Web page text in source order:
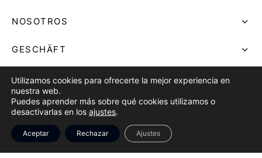
NOSOTROS
GESCHÄFT
SHOP
TIENDA
AVISO LEGAL
Utilizamos cookies para ofrecerte la mejor experiencia en
nuestra web.
Puedes aprender más sobre qué cookies utilizamos o
desactivarlas en los ajustes.
Aceptar Rechazar Ajustes